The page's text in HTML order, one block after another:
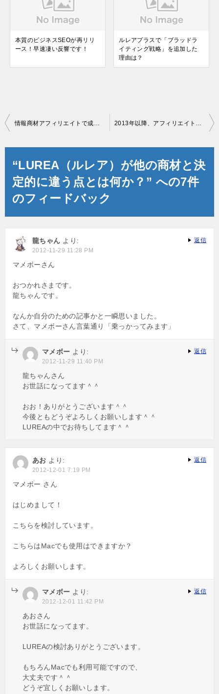
本質のビジネスSEOが再リリ
ース！早速凄い反響です！
ルレアプラスで「ブラッドラ
イティング戦略」を追加した
理由は？
投
ゲ
ー
ョ
情報商材アフィリエイトで成功するための軸商材の作り方 2013年以降、アフィリエイト市場の成長率はどのようになるのか？
“LUREA（ルレア）が他の商材と決
定的に違う点とは何か？” への7件
のフィードバック
龍ちゃん より:
2012-11-29 11:28 PM
マメボーさん
おつかれさまです。
龍ちゃんです。
なんか自分のための記事かと一瞬思いました。
さて、マメボーさん言葉通り「乗っかってみます」
返信
マメボー より:
2012-11-29 11:40 PM
龍ちゃんさん
お世話になってます＾＾
おお！ありがとうございます＾＾
今後ともどうぞよろしくお願いします＾＾
LUREAの中でお待ちしてます＾＾
返信
あお より:
2012-12-01 7:19 PM
マメボー さん
はじめまして！
こちらを検討しています。
こちらはMacでも使用はできますか？
よろしくお願いします。
返信
マメボー より:
2012-12-01 11:42 PM
あおさん
お世話になってます。
LUREAの検討ありがとうございます。
もちろんMacでも利用可能ですので、
大丈夫です＾＾
どうぞ宜しくお願いします。
返信